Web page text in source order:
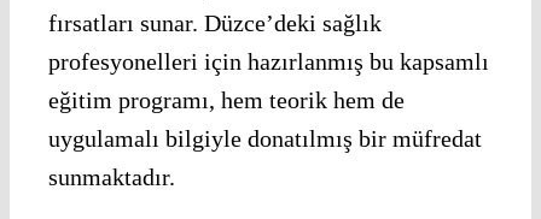
fırsatları sunar. Düzce’deki sağlık
profesyonelleri için hazırlanmış bu kapsamlı
eğitim programı, hem teorik hem de
uygulamalı bilgiyle donatılmış bir müfredat
sunmaktadır.